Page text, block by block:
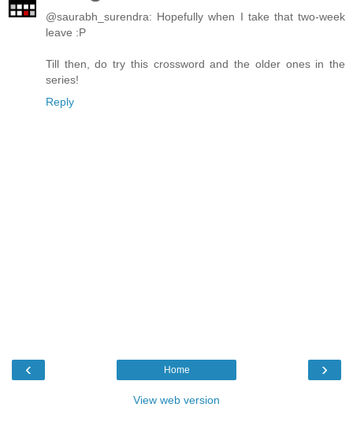
@saurabh_surendra: Hopefully when I take that two-week
leave :P
Till then, do try this crossword and the older ones in the
series!
Reply
‹ ›
Home
View web version